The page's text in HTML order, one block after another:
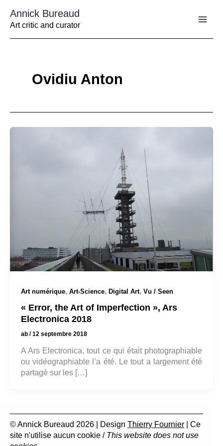
contenu
Annick Bureaud
Art critic and curator
Ovidiu Anton
Art numérique, Art-Science, Digital Art, Vu / Seen
« Error, the Art of Imperfection », Ars
Electronica 2018
ab /12 septembre 2018
A Ars Electronica, tout ce qui était photographiable
ou vidéographiable l’a été. Le tout a largement été
partagé sur les […]
© Annick Bureaud 2026 | Design Thierry Fournier | Ce
site n'utilise aucun cookie / This website does not use